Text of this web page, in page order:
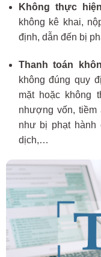
Không thực
không kê khai,
định, dẫn đến bị
Thanh toán
không đúng quy
mặt hoặc không
nhượng vốn, tiềm
như bị phạt hành
dịch,…